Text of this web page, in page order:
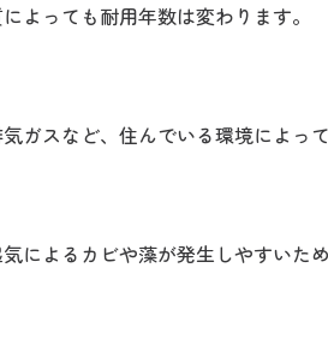
よっても耐用年数は変わります。
ガスなど、住んでいる環境によっ
によるカビや藻が発生しやすいた